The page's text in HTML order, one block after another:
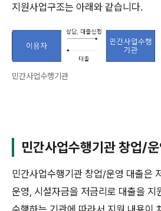
지원사업구조는 아래와 같습니다.
민간사업수행기관
민간사업수행기관 창업/
민간사업수행기관 창업/운영 대출은
운영, 시설자금을 저금리로 대출을 지